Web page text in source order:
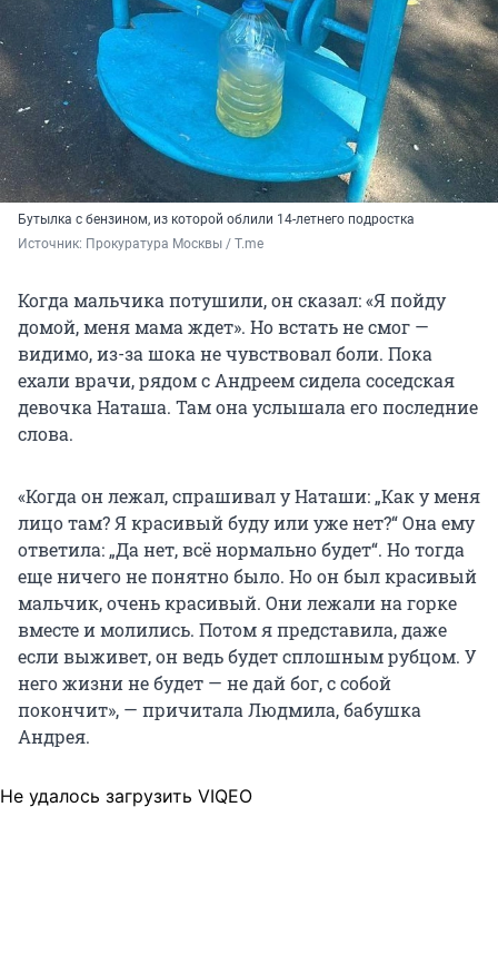
Бутылка с бензином, из которой облили 14-летнего подростка
Источник: Прокуратура Москвы / T.me
Когда мальчика потушили, он сказал: «Я пойду
домой, меня мама ждет». Но встать не смог —
видимо, из-за шока не чувствовал боли. Пока
ехали врачи, рядом с Андреем сидела соседская
девочка Наташа. Там она услышала его последние
слова.
«Когда он лежал, спрашивал у Наташи: „Как у меня
лицо там? Я красивый буду или уже нет?“ Она ему
ответила: „Да нет, всё нормально будет“. Но тогда
еще ничего не понятно было. Но он был красивый
мальчик, очень красивый. Они лежали на горке
вместе и молились. Потом я представила, даже
если выживет, он ведь будет сплошным рубцом. У
него жизни не будет — не дай бог, с собой
покончит», — причитала Людмила, бабушка
Андрея.
Не удалось загрузить VIQEO